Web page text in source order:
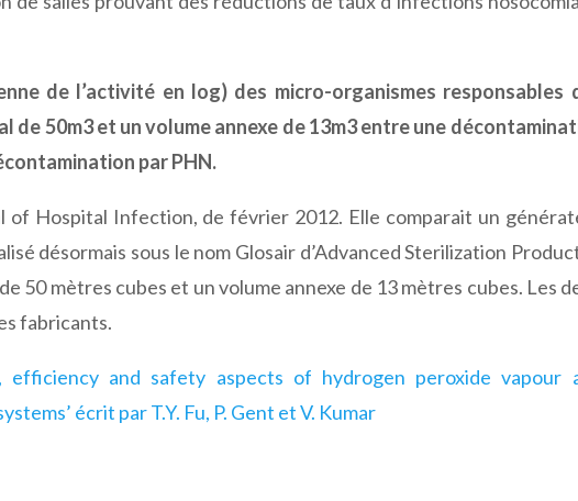
de l’activité en log) des micro-organismes responsables
50m3 et un volume annexe de 13m3 entre une
par PHN.
of Hospital Infection, de février 2012. Elle comparait un
désormais sous le nom Glosair d’Advanced Sterilization
50 mètres cubes et un volume annexe de 13 mètres cubes. Les
fabricants.
efficiency and safety aspects of hydrogen peroxide vapour
écrit par T.Y. Fu, P. Gent et V. Kumar